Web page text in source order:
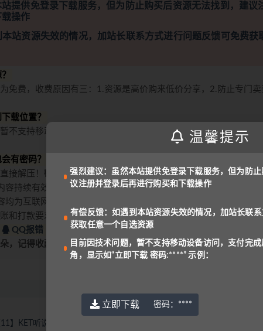
提供免登录下载服务，但为防止购买后资源无法找到，建议
载操作
站资源失效的情况，加站长联系方式进行问题反馈可免费获
免费，收费原因有三：1.资源是高价购来低价分享，2.防止专门
载位置？
不支持移动设备访问，支付后下载位置一般在右上角，显示为“立
有密码？
接解压！ 密码一般是： www.yu-er.com ， yu-er.com 或者
容持续有效，请勿在线解压文件，甚至可能会产生额外的费用。
均为互联网收集整理，资源里包含的联系方式（含电话、微信、
和打款要求。
QQ报错 微信号: benottoknow (推荐)
，记得收藏我们哟~
11】KET听说读写逐项突破
温馨提示
强烈建议：虽然本站提供免登录下载服务，但为防
议注册并登录后再进行购买和下载操作
有偿反馈：如遇到本站资源失效的情况，加站长联
获取任意一个自选资源
目前因技术问题，暂不支持移动设备访问，支付完
角，显示如“立即下载 密码:****” 示例：
立即下载 密码： ****